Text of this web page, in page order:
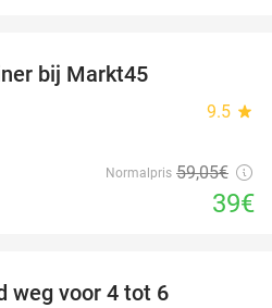
bij Markt45
9.5 star
Normalpris 59,05€
39€
weg voor 4 tot 6